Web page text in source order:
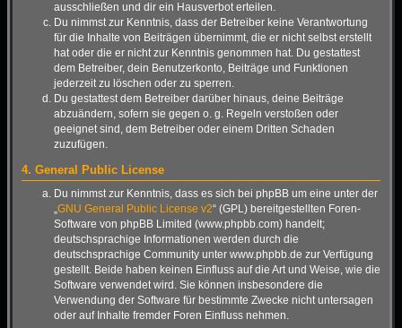
ausschließen und dir ein Hausverbot erteilen.
Du nimmst zur Kenntnis, dass der Betreiber keine Verantwortung
für die Inhalte von Beiträgen übernimmt, die er nicht selbst erstellt
hat oder die er nicht zur Kenntnis genommen hat. Du gestattest
dem Betreiber, dein Benutzerkonto, Beiträge und Funktionen
jederzeit zu löschen oder zu sperren.
Du gestattest dem Betreiber darüber hinaus, deine Beiträge
abzuändern, sofern sie gegen o. g. Regeln verstoßen oder
geeignet sind, dem Betreiber oder einem Dritten Schaden
zuzufügen.
4. General Public License
Du nimmst zur Kenntnis, dass es sich bei phpBB um eine unter der
„GNU General Public License v2“ (GPL) bereitgestellten Foren-
Software von phpBB Limited (www.phpbb.com) handelt;
deutschsprachige Informationen werden durch die
deutschsprachige Community unter www.phpbb.de zur Verfügung
gestellt. Beide haben keinen Einfluss auf die Art und Weise, wie die
Software verwendet wird. Sie können insbesondere die
Verwendung der Software für bestimmte Zwecke nicht untersagen
oder auf Inhalte fremder Foren Einfluss nehmen.